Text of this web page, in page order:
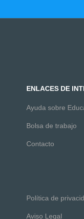
ENLACES DE
Ayuda sobre
Bolsa de trabajo
Contacto
Política de
Aviso Legal